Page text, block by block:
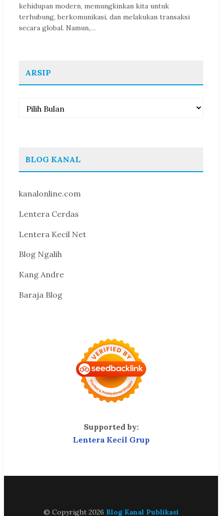
kehidupan modern, memungkinkan kita untuk
terhubung, berkomunikasi, dan melakukan transaksi
secara global. Namun,…
ARSIP
Arsip
BLOG KANAL
kanalonline.com
Lentera Cerdas
Lentera Kecil Net
Blog Ngalih
Kang Andre
Baraja Blog
Supported by:
Lentera Kecil Grup
© Copyright 2026 Blog Kanal Publikasi